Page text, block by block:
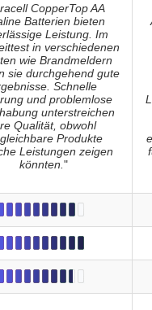
CopperTop AA
Batterien bieten
Leistung. Im
in verschiedenen
wie Brandmeldern
sie durchgehend gute
Schnelle
und problemlose
unterstreichen
Qualität, obwohl
Produkte
Leistungen zeigen
könnten."